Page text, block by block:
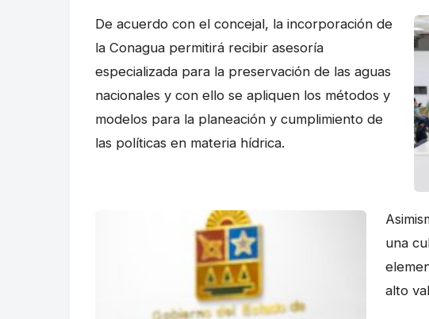
De acuerdo con el concejal, la incorporación de
la Conagua permitirá recibir asesoría
especializada para la preservación de las aguas
nacionales y con ello se apliquen los métodos y
modelos para la planeación y cumplimiento de
las políticas en materia hídrica.
una
alto